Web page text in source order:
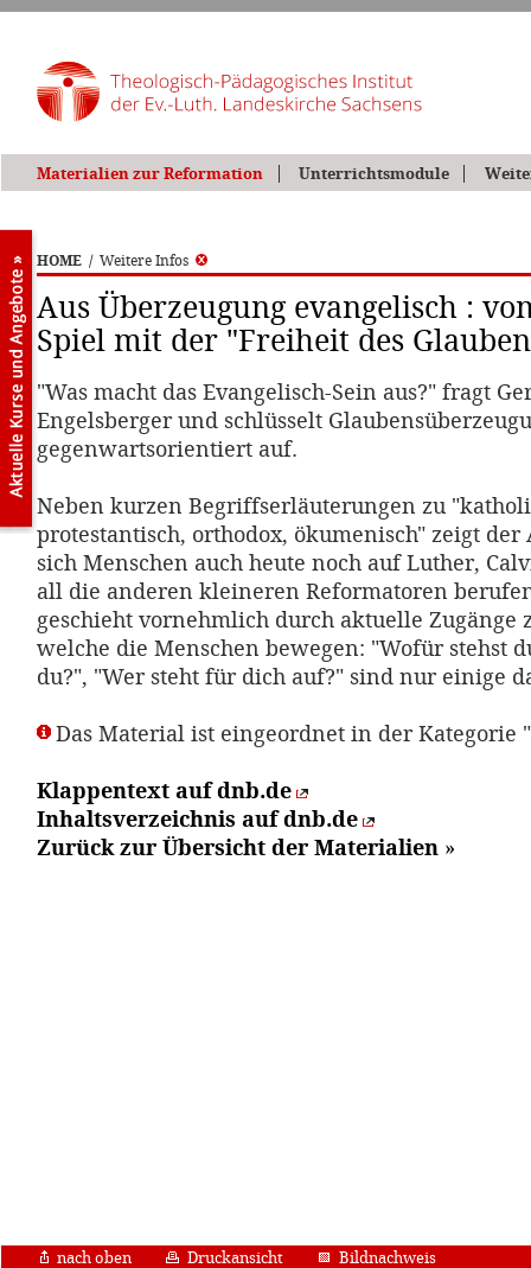
Materialien zur Reformation Unterrichtsmodule
HOME / Weitere Infos
Aus Überzeugung evangelisch :
Spiel mit der "Freiheit des
"Was macht das Evangelisch-Sein aus?" fragt
Engelsberger und schlüsselt
gegenwartsorientiert auf.
Neben kurzen Begriffserläuterungen zu
protestantisch, orthodox, ökumenisch" zeigt
sich Menschen auch heute noch auf Luther,
all die anderen kleineren Reformatoren
geschieht vornehmlich durch aktuelle Zugänge
welche die Menschen bewegen: "Wofür stehst
du?", "Wer steht für dich auf?" sind nur einige
Das Material ist eingeordnet in der Kategorie
Klappentext auf dnb.de
Inhaltsverzeichnis auf dnb.de
Zurück zur Übersicht der Materialien »
nach oben Druckansicht Bildnachweis